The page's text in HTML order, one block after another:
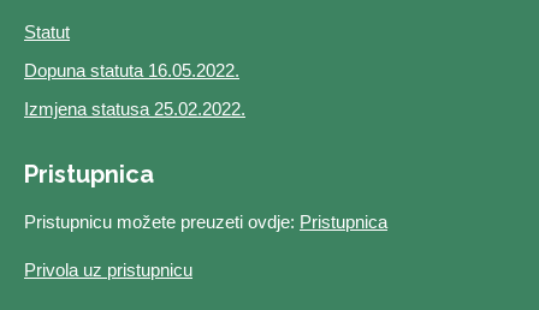
Statut
Dopuna statuta 16.05.2022.
Izmjena statusa 25.02.2022.
Pristupnica
Pristupnicu možete preuzeti ovdje: Pristupnica
Privola uz pristupnicu